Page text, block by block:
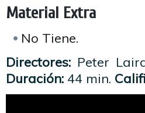
Material Extra
No Tiene.
Directores: Peter
Duración: 44 min.